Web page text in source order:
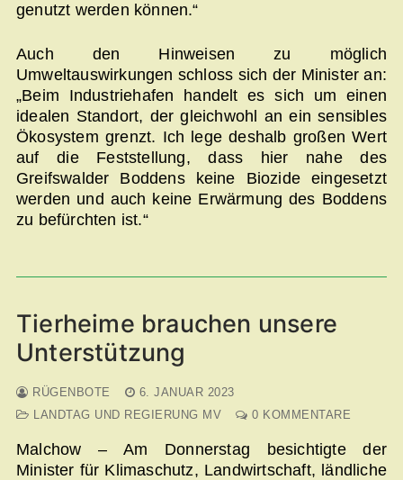
genutzt werden können.“
Auch den Hinweisen zu möglich
Umweltauswirkungen schloss sich der Minister an:
„Beim Industriehafen handelt es sich um einen
idealen Standort, der gleichwohl an ein sensibles
Ökosystem grenzt. Ich lege deshalb großen Wert
auf die Feststellung, dass hier nahe des
Greifswalder Boddens keine Biozide eingesetzt
werden und auch keine Erwärmung des Boddens
zu befürchten ist.“
Tierheime brauchen unsere
Unterstützung
RÜGENBOTE
6. JANUAR 2023
LANDTAG UND REGIERUNG MV
0 KOMMENTARE
Malchow – Am Donnerstag besichtigte der
Minister für Klimaschutz, Landwirtschaft, ländliche